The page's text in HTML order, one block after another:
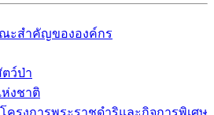
ะสำคัญขององค์กร
ว์ป่า
งชาติ
ครงการพระราชดำริและกิจการพิเศษ